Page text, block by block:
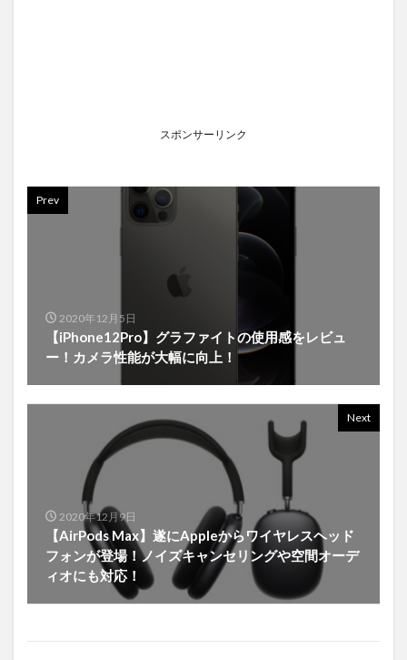
スポンサーリンク
Prev
2020年12月5日
【iPhone12Pro】グラファイトの使用感をレビュ
ー！カメラ性能が大幅に向上！
Next
2020年12月9日
【AirPods Max】遂にAppleからワイヤレスヘッド
フォンが登場！ノイズキャンセリングや空間オーデ
ィオにも対応！